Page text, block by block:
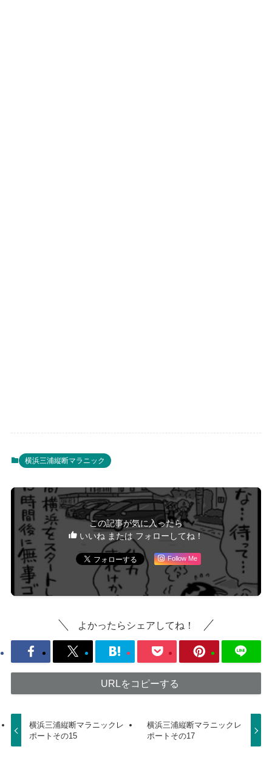
横浜三浦縦断マラニック
この記事が気に入ったら
いいね または フォローしてね！
Follow Me
よかったらシェアしてね！
URLをコピーする
横浜三浦縦断マラニックレ
ポートその15
横浜三浦縦断マラニックレ
ポートその17